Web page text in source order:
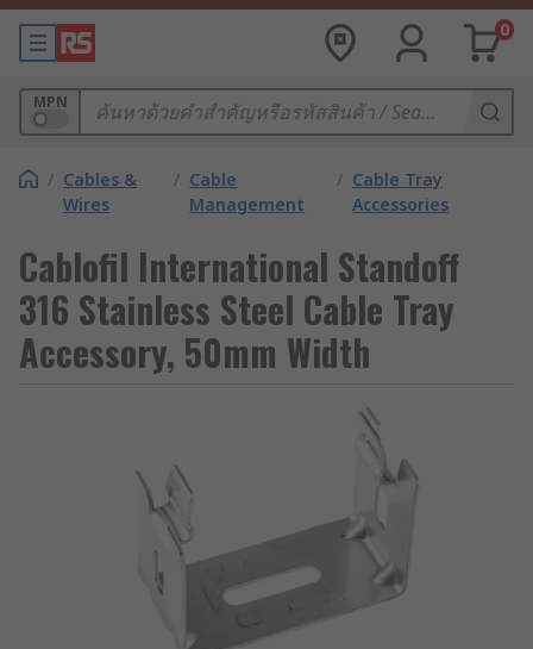
0
MPN
/ Cables &
Wires
/ Cable
Management
/ Cable Tray
Accessories
Cablofil International Standoff
316 Stainless Steel Cable Tray
Accessory, 50mm Width